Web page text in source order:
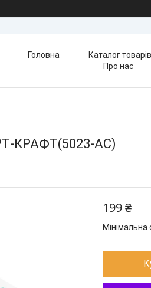
Головна Каталог товарів
Про нас
КРАФТ(5023-AC)
199 ₴